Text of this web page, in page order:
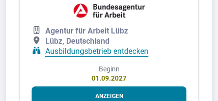
Agentur für Arbeit Lübz
Lübz, Deutschland
Ausbildungsbetrieb entdecken
Beginn
01.09.2027
ANZEIGEN